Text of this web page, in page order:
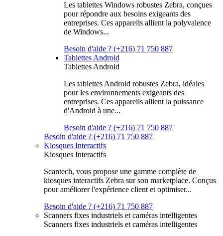
Les tablettes Windows robustes Zebra, conçues
pour répondre aux besoins exigeants des
entreprises. Ces appareils allient la polyvalence
de Windows...
Besoin d'aide ? (+216) 71 750 887
Tablettes Android
Tablettes Android
Les tablettes Android robustes Zebra, idéales
pour les environnements exigeants des
entreprises. Ces appareils allient la puissance
d'Android à une...
Besoin d'aide ? (+216) 71 750 887
Besoin d'aide ? (+216) 71 750 887
Kiosques Interactifs
Kiosques Interactifs
Scantech, vous propose une gamme complète de
kiosques interactifs Zebra sur son marketplace. Conçus
pour améliorer l'expérience client et optimiser...
Besoin d'aide ? (+216) 71 750 887
Scanners fixes industriels et caméras intelligentes
Scanners fixes industriels et caméras intelligentes